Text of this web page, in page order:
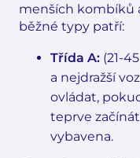
menších kombíků
běžné typy patří:
Třída A: (21-
a nejdražší
ovládat,
teprve
vybavena.